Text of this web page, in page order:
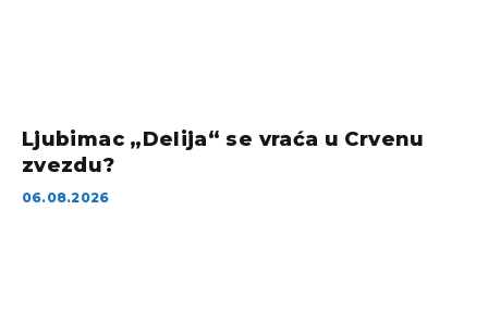
Ljubimac „Delija“ se vraća u Crvenu
zvezdu?
06.08.2026